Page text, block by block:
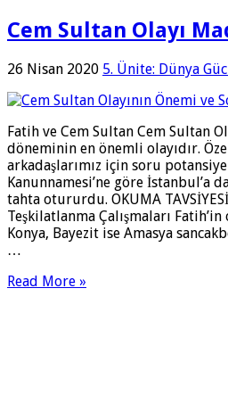
Cem Sultan Olayı
26 Nisan 2020 5. Ünite: Dünya
Fatih ve Cem Sultan Cem Sultan
döneminin en önemli olayıdır.
arkadaşlarımız için soru
Kanunnamesi’ne göre İstanbul’a
tahta otururdu. OKUMA
Teşkilatlanma Çalışmaları
Konya, Bayezit ise Amasya
…
Read More »